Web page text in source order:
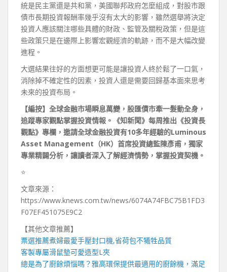
統是民主黨還是共和黨，美國聯邦政府怎麼組成，對股市跟
債市長期投資報酬率幾乎沒有太大的影響，雖然選舉將決定
投資人應該關注哪些具體的財政、監管及關稅政策，但是這
些政策只是在邊際上影響宏觀經濟的軌跡，而不是大幅改變
進程。
大選結果往好的方面想更可能是讓投資人終於鬆了一口氣，
消除掉不確定性的因素，投資人還是需要回歸基本面來思考
未來的投資布局。
【編按】全球金融市場瞬息萬變，股匯債市牽一髮動全身，
追蹤專家觀點掌握投資情報。《知新聞》每周推出《投資長
觀點》專欄，邀請全球金融投資有10多年經驗的Luminous
Asset Management（HK）首席投資總監陳彥甫，獨家
專業精闢分析，讓讀者深入了解經濟情勢，掌握投資契機。
⭐️
文章來源：
https://www.knews.com.tw/news/6074A74FBC75B1FD3
F07EF451075E9C2
【其他文章推薦】
票選推薦煮婦最愛手壓封口機,省荷包不犧牲品質
客製專屬滑鼠墊可愛造型L夾
總是為了廚餘煩惱嗎？雅高環保提供最適用的廚餘機 ，滿足